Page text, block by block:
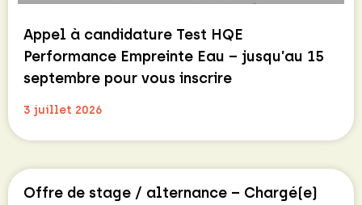
Appel à candidature Test HQE
Performance Empreinte Eau – jusqu’au 15
septembre pour vous inscrire
3 juillet 2026
Offre de stage / alternance – Chargé(e)